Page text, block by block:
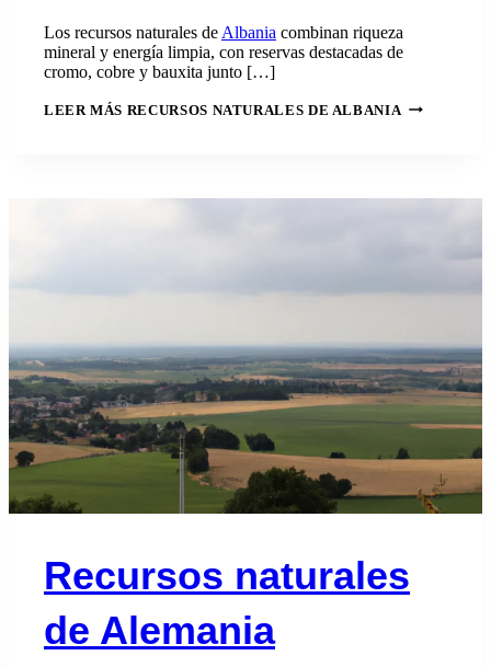
Los recursos naturales de Albania combinan riqueza
mineral y energía limpia, con reservas destacadas de
cromo, cobre y bauxita junto […]
LEER MÁS RECURSOS NATURALES DE ALBANIA
Recursos naturales
de Alemania